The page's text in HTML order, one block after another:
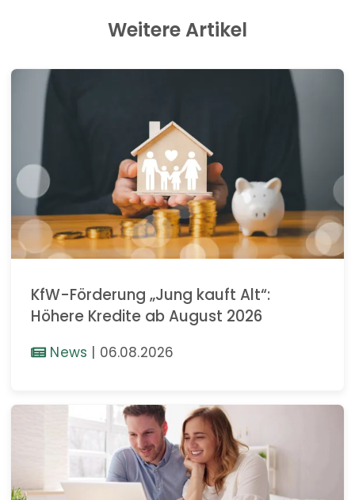
Weitere Artikel
KfW-Förderung „Jung kauft Alt“:
Höhere Kredite ab August 2026
News | 06.08.2026